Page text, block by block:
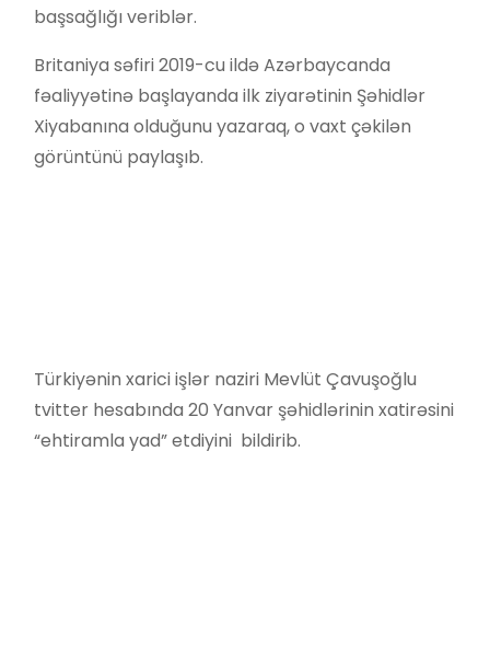
başsağlığı veriblər.
Britaniya səfiri 2019-cu ildə Azərbaycanda
fəaliyyətinə başlayanda ilk ziyarətinin Şəhidlər
Xiyabanına olduğunu yazaraq, o vaxt çəkilən
görüntünü paylaşıb.
Türkiyənin xarici işlər naziri Mevlüt Çavuşoğlu
tvitter hesabında 20 Yanvar şəhidlərinin xatirəsini
“ehtiramla yad” etdiyini bildirib.